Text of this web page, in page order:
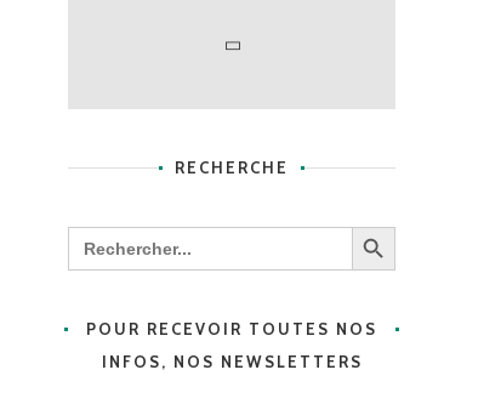
RECHERCHE
Search
for:
Search Button
POUR RECEVOIR TOUTES NOS
INFOS, NOS NEWSLETTERS